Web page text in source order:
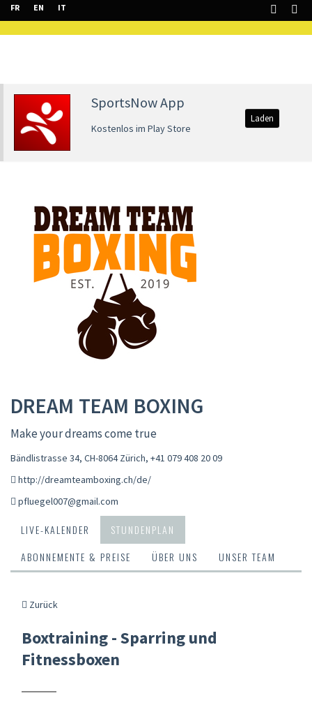
FR EN IT
SportsNow App
Kostenlos im Play Store
Laden
DREAM TEAM BOXING
Make your dreams come true
Bändlistrasse 34, CH-8064 Zürich, +41 079 408 20 09
http://dreamteamboxing.ch/de/
pfluegel007@gmail.com
LIVE-KALENDER
STUNDENPLAN
ABONNEMENTE & PREISE
ÜBER UNS UNSER TEAM
Zurück
Boxtraining - Sparring und
Fitnessboxen